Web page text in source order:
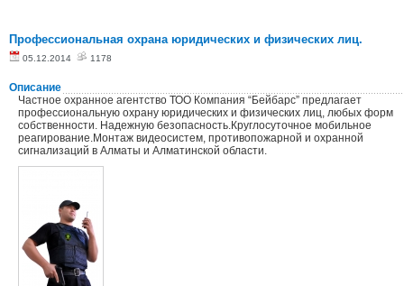
Профессиональная охрана юридических и физических лиц.
05.12.2014 1178
Описание
Частное охранное агентство ТОО Компания “Бейбарс” предлагает
профессиональную охрану юридических и физических лиц, любых форм
собственности. Надежную безопасность.Круглосуточное мобильное
реагирование.Монтаж видеосистем, противопожарной и охранной
сигнализаций в Алматы и Алматинской области.